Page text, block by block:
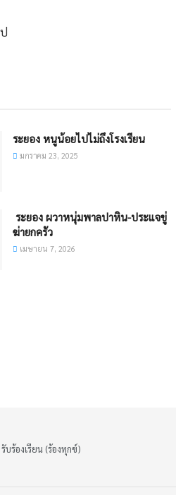
ระยอง หนูน้อยไปไม่ถึงโรงเรียน
มกราคม 23, 2025
​ ระยอง ​ผวาหนุ่มพาลปาหิน-ประแจขู่
ฆ่ายกครัว
เมษายน 7, 2026
รับร้องเรียน (ร้องทุกข์)